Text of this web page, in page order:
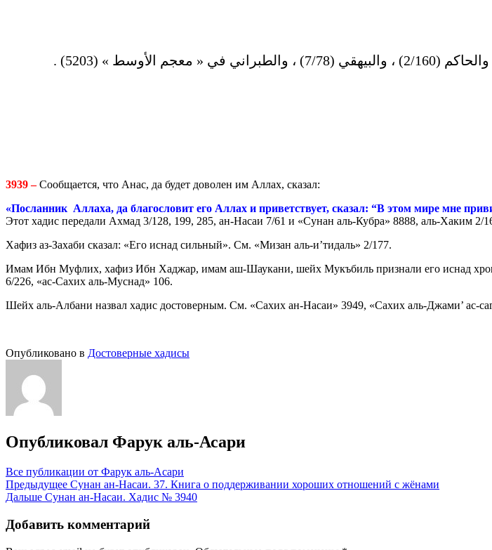
3939 – Сообщается, что Анас, да будет доволен им Аллах, сказал:
«Посланник Аллаха, да благословит его Аллах и приветствует, сказал: “В этом мире мне
Этот хадис передали Ахмад 3/128, 199, 285, ан-Насаи 7/61 и «Сунан аль-Кубра» 8888, аль-Хаким 2/
Хафиз аз-Захаби сказал: «Его иснад сильный». См. «Мизан аль-и’тидаль» 2/177.
Имам Ибн Муфлих, хафиз Ибн Хаджар, имам аш-Шаукани, шейх Мукъбиль признали его иснад
6/226, «ас-Сахих аль-Муснад» 106.
Шейх аль-Албани назвал хадис достоверным. См. «Сахих ан-Насаи» 3949, «Сахих аль-Джами’ ас-
Опубликовано в Достоверные хадисы
Опубликовал Фарук аль-Асари
Все публикации от Фарук аль-Асари
Навигация
по
записям
Предыдущее Сунан ан-Насаи. 37. Книга о поддерживании хороших отношений с жёнами
Дальше Сунан ан-Насаи. Хадис № 3940
Добавить комментарий